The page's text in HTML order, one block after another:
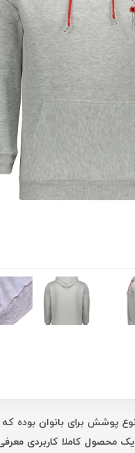
پوشش برای بانوان بوده
محصول کاملا کاربردی